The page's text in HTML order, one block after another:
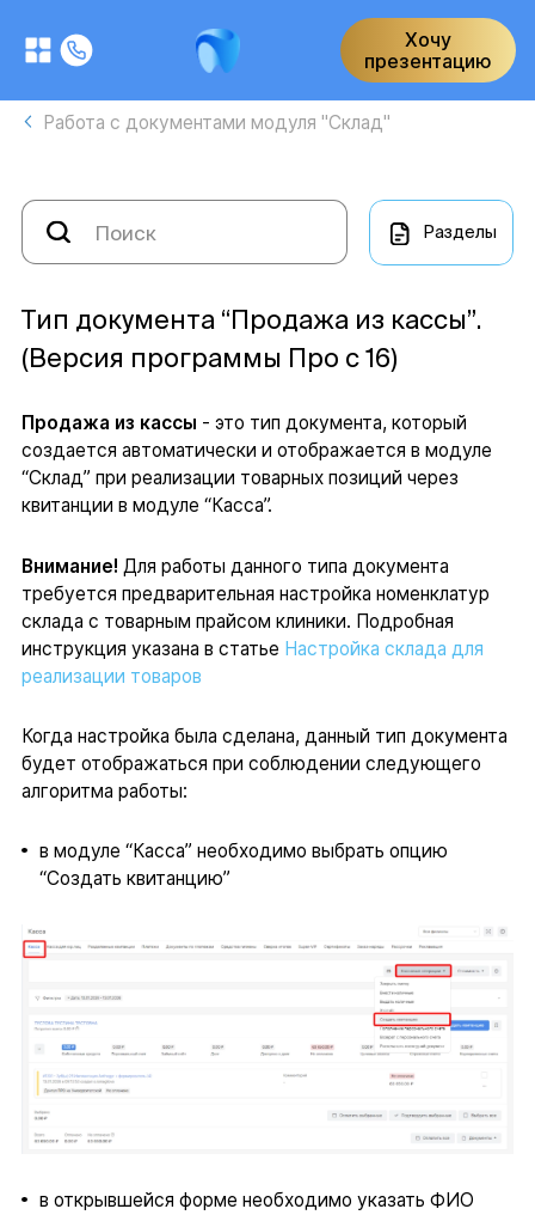
Хочу
презентацию
Работа с документами модуля "Склад"
Разделы
Тип документа “Продажа из кассы”.
(Версия программы Про с 16)
Продажа из кассы - это тип документа, который
создается автоматически и отображается в модуле
“Склад” при реализации товарных позиций через
квитанции в модуле “Касса”.
Внимание! Для работы данного типа документа
требуется предварительная настройка номенклатур
склада с товарным прайсом клиники. Подробная
инструкция указана в статье Настройка склада для
реализации товаров
Когда настройка была сделана, данный тип документа
будет отображаться при соблюдении следующего
алгоритма работы:
в модуле “Касса” необходимо выбрать опцию
“Создать квитанцию”
в открывшейся форме необходимо указать ФИО